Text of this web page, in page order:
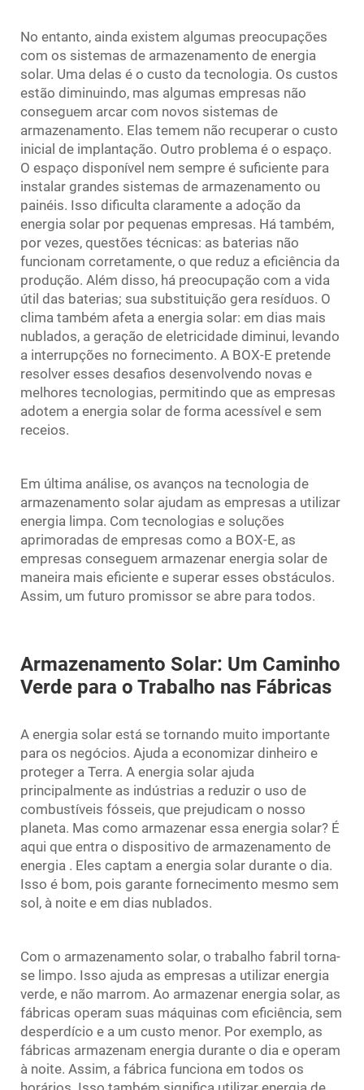
No entanto, ainda existem algumas preocupações
com os sistemas de armazenamento de energia
solar. Uma delas é o custo da tecnologia. Os custos
estão diminuindo, mas algumas empresas não
conseguem arcar com novos sistemas de
armazenamento. Elas temem não recuperar o custo
inicial de implantação. Outro problema é o espaço.
O espaço disponível nem sempre é suficiente para
instalar grandes sistemas de armazenamento ou
painéis. Isso dificulta claramente a adoção da
energia solar por pequenas empresas. Há também,
por vezes, questões técnicas: as baterias não
funcionam corretamente, o que reduz a eficiência da
produção. Além disso, há preocupação com a vida
útil das baterias; sua substituição gera resíduos. O
clima também afeta a energia solar: em dias mais
nublados, a geração de eletricidade diminui, levando
a interrupções no fornecimento. A BOX-E pretende
resolver esses desafios desenvolvendo novas e
melhores tecnologias, permitindo que as empresas
adotem a energia solar de forma acessível e sem
receios.
Em última análise, os avanços na tecnologia de
armazenamento solar ajudam as empresas a utilizar
energia limpa. Com tecnologias e soluções
aprimoradas de empresas como a BOX-E, as
empresas conseguem armazenar energia solar de
maneira mais eficiente e superar esses obstáculos.
Assim, um futuro promissor se abre para todos.
Armazenamento Solar: Um Caminho
Verde para o Trabalho nas Fábricas
A energia solar está se tornando muito importante
para os negócios. Ajuda a economizar dinheiro e
proteger a Terra. A energia solar ajuda
principalmente as indústrias a reduzir o uso de
combustíveis fósseis, que prejudicam o nosso
planeta. Mas como armazenar essa energia solar? É
aqui que entra o dispositivo de armazenamento de
energia . Eles captam a energia solar durante o dia.
Isso é bom, pois garante fornecimento mesmo sem
sol, à noite e em dias nublados.
Com o armazenamento solar, o trabalho fabril torna-
se limpo. Isso ajuda as empresas a utilizar energia
verde, e não marrom. Ao armazenar energia solar, as
fábricas operam suas máquinas com eficiência, sem
desperdício e a um custo menor. Por exemplo, as
fábricas armazenam energia durante o dia e operam
à noite. Assim, a fábrica funciona em todos os